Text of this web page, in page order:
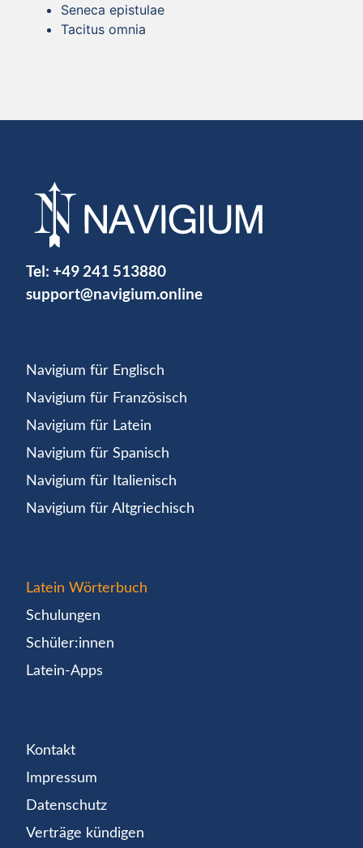
Seneca epistulae
Tacitus omnia
Tel: +49 241 513880
support@navigium.online
Navigium für Englisch
Navigium für Französisch
Navigium für Latein
Navigium für Spanisch
Navigium für Italienisch
Navigium für Altgriechisch
Latein Wörterbuch
Schulungen
Schüler:innen
Latein-Apps
Kontakt
Impressum
Datenschutz
Verträge kündigen